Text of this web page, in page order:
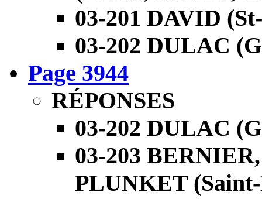
03-201 DAVID
03-202 DULAC
Page 3944
RÉPONSES
03-202 DULAC
03-203
PLUNKET